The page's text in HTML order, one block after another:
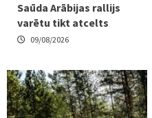
Saūda Arābijas rallijs
varētu tikt atcelts
09/08/2026